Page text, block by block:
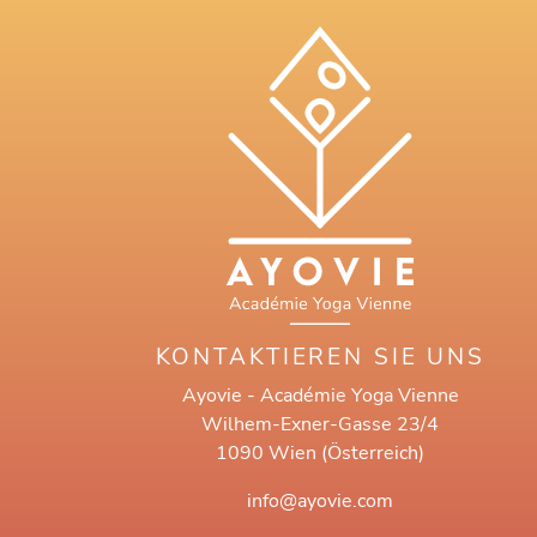
KONTAKTIEREN SIE UNS
Ayovie - Académie Yoga Vienne
Wilhem-Exner-Gasse 23/4
1090 Wien (Österreich)
info@ayovie.com